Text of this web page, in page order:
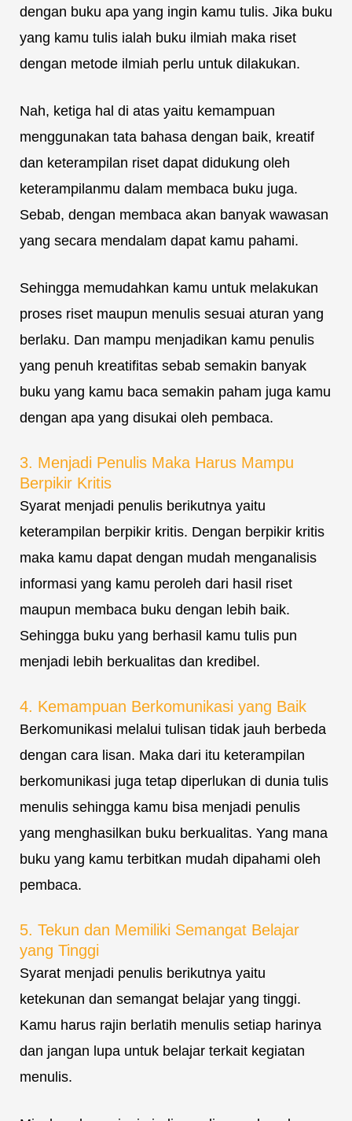
dengan buku apa yang ingin kamu tulis. Jika buku
yang kamu tulis ialah buku ilmiah maka riset
dengan metode ilmiah perlu untuk dilakukan.
Nah, ketiga hal di atas yaitu kemampuan
menggunakan tata bahasa dengan baik, kreatif
dan keterampilan riset dapat didukung oleh
keterampilanmu dalam membaca buku juga.
Sebab, dengan membaca akan banyak wawasan
yang secara mendalam dapat kamu pahami.
Sehingga memudahkan kamu untuk melakukan
proses riset maupun menulis sesuai aturan yang
berlaku. Dan mampu menjadikan kamu penulis
yang penuh kreatifitas sebab semakin banyak
buku yang kamu baca semakin paham juga kamu
dengan apa yang disukai oleh pembaca.
3. Menjadi Penulis Maka Harus Mampu
Berpikir Kritis
Syarat menjadi penulis berikutnya yaitu
keterampilan berpikir kritis. Dengan berpikir kritis
maka kamu dapat dengan mudah menganalisis
informasi yang kamu peroleh dari hasil riset
maupun membaca buku dengan lebih baik.
Sehingga buku yang berhasil kamu tulis pun
menjadi lebih berkualitas dan kredibel.
4. Kemampuan Berkomunikasi yang Baik
Berkomunikasi melalui tulisan tidak jauh berbeda
dengan cara lisan. Maka dari itu keterampilan
berkomunikasi juga tetap diperlukan di dunia tulis
menulis sehingga kamu bisa menjadi penulis
yang menghasilkan buku berkualitas. Yang mana
buku yang kamu terbitkan mudah dipahami oleh
pembaca.
5. Tekun dan Memiliki Semangat Belajar
yang Tinggi
Syarat menjadi penulis berikutnya yaitu
ketekunan dan semangat belajar yang tinggi.
Kamu harus rajin berlatih menulis setiap harinya
dan jangan lupa untuk belajar terkait kegiatan
menulis.